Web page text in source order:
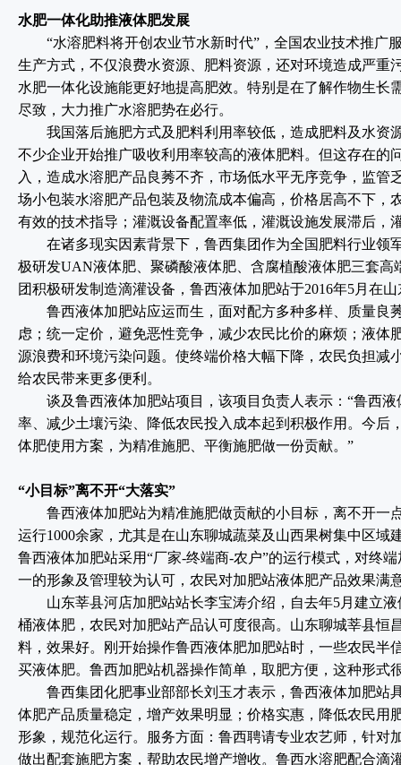
水肥一体化助推液体肥发展
“水溶肥料将开创农业节水新时代”，全国农业技术推广
生产方式，不仅浪费水资源、肥料资源，还对环境造成严重
水肥一体化设施能更好地提高肥效。特别是在了解作物生长
尽致，大力推广水溶肥势在必行。
我国落后施肥方式及肥料利用率较低，造成肥料及水资
不少企业开始推广吸收利用率较高的液体肥料。但这存在的
入，造成水溶肥产品良莠不齐，市场低水平无序竞争，监
场小包装水溶肥产品包装及物流成本偏高，价格居高不下，
有效的技术指导；灌溉设备配置率低，灌溉设施发展滞后，
在诸多现实因素背景下，鲁西集团作为全国肥料行业领
极研发UAN液体肥、聚磷酸液体肥、含腐植酸液体肥三套
团积极研发制造滴灌设备，鲁西液体加肥站于2016年5月在
鲁西液体加肥站应运而生，面对配方多种多样、质量良
虑；统一定价，避免恶性竞争，减少农民比价的麻烦；液体
源浪费和环境污染问题。使终端价格大幅下降，农民负担减
给农民带来更多便利。
谈及鲁西液体加肥站项目，该项目负责人表示：“鲁西液
率、减少土壤污染、降低农民投入成本起到积极作用。今后
体肥使用方案，为精准施肥、平衡施肥做一份贡献。”
“小目标”离不开“大落实”
鲁西液体加肥站为精准施肥做贡献的小目标，离不开一
运行1000余家，尤其是在山东聊城蔬菜及山西果树集中区域
鲁西液体加肥站采用“厂家-终端商-农户”的运行模式，对终
一的形象及管理较为认可，农民对加肥站液体肥产品效果满
山东莘县河店加肥站站长李宝涛介绍，自去年5月建立液
桶液体肥，农民对加肥站产品认可度很高。山东聊城莘县恒
料，效果好。刚开始操作鲁西液体肥加肥站时，一些农民半
买液体肥。鲁西加肥站机器操作简单，取肥方便，这种形式
鲁西集团化肥事业部部长刘玉才表示，鲁西液体加肥站
体肥产品质量稳定，增产效果明显；价格实惠，降低农民用
形象，规范化运行。服务方面：鲁西聘请专业农艺师，针对
做出配套施肥方案，帮助农民增产增收。鲁西水溶肥配合滴